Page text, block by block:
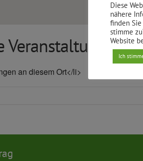
Veranstaltungen
an diesem Ort</li>
Diese
nähere
finden
stimme
Website
Ich